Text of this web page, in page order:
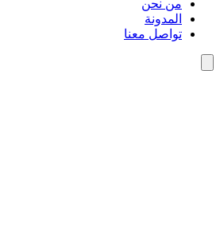
من نحن
المدونة
تواصل معنا